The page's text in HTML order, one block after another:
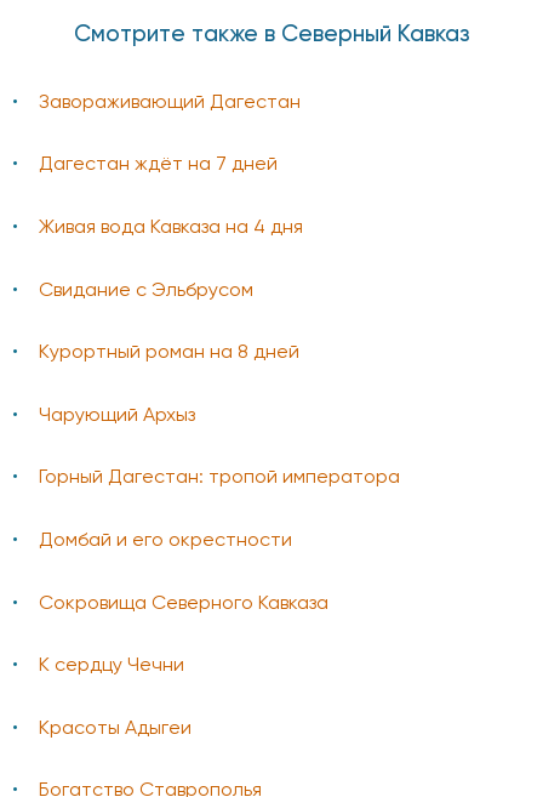
Смотрите также в Северный Кавказ
Завораживающий Дагестан
Дагестан ждёт на 7 дней
Живая вода Кавказа на 4 дня
Свидание с Эльбрусом
Курортный роман на 8 дней
Чарующий Архыз
Горный Дагестан: тропой императора
Домбай и его окрестности
Сокровища Северного Кавказа
К сердцу Чечни
Красоты Адыгеи
Богатство Ставрополья